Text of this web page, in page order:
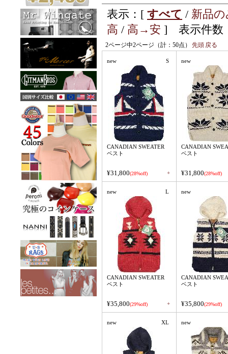
表示：[ すべて / 新品
高 / 高→安 ] 表示件数
2ページ中2ページ（計：50点） 先頭 戻る
new S
CANADIAN SWEATER
ベスト
¥31,800(28%off) +
new
CANADIAN
ベスト
¥31,800(28%off)
new L
CANADIAN SWEATER
ベスト
¥35,800(29%off) +
new
CANADIAN
ベスト
¥35,800(29%off)
new XL new